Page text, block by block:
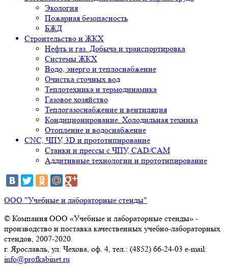
Экология
Пожарная безопасность
БЖД
Строительство и ЖКХ
Нефть и газ. Добыча и транспортировка
Системы ЖКХ
Водо, энерго и теплоснабжение
Очистка сточных вод
Теплотехника и термодинамика
Газовое хозяйство
Теплогазоснабжение и вентиляция
Кондиционирование. Холодильная техника
Отопление и водоснабжение
CNC, ЧПУ, 3D и прототипирование
Станки и прессы с ЧПУ, CAD/CAM
Аддитивные технологии и прототипирование
ООО "Учебные и лабораторные стенды"
© Компания ООО «Учебные и лабораторные стенды» -
производство и поставка качественных учебно-лабораторных
стендов, 2007-2020.
г. Ярославль, ул. Чехова, оф. 4, тел.: (4852) 66-24-03 e-mail:
info@profkabinet.ru